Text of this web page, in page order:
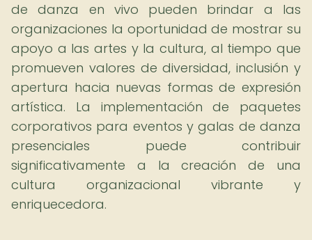
de danza en vivo pueden brindar a las
organizaciones la oportunidad de mostrar su
apoyo a las artes y la cultura, al tiempo que
promueven valores de diversidad, inclusión y
apertura hacia nuevas formas de expresión
artística. La implementación de paquetes
corporativos para eventos y galas de danza
presenciales puede contribuir
significativamente a la creación de una
cultura organizacional vibrante y
enriquecedora.